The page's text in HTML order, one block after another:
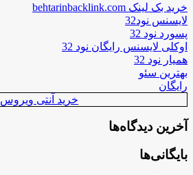
خرید بک لینک behtarinbacklink.com
لایسنس نود32
پسورد نود 32
اوکلی لایسنس رایگان نود 32
همیار نود 32
بهترین سئو
رایگان
خرید آنتی ویروس
آخرین دیدگاه‌ها
بایگانی‌ها